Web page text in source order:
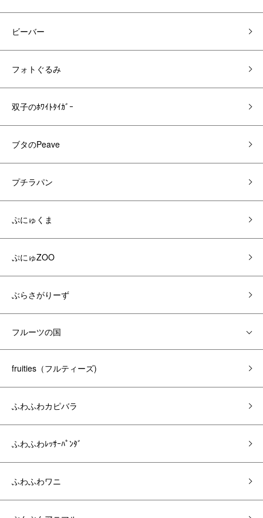
ビーバー
フォトぐるみ
双子のﾎﾜｲﾄﾀｲｶﾞｰ
ブタのPeave
プチラパン
ぷにゅくま
ぷにゅZOO
ぶらさがりーず
フルーツの国
fruities（フルティーズ)
ふわふわカピバラ
ふわふわﾚｯｻｰﾊﾟﾝﾀﾞ
ふわふわワニ